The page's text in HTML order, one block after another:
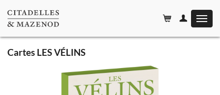
le
menu
Cartes LES VÉLINS